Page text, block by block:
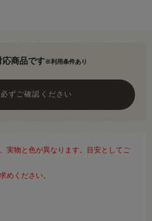
応商品です※利用条件あり
ずご確認ください
実物と色が異なります。目安としてご
めください。